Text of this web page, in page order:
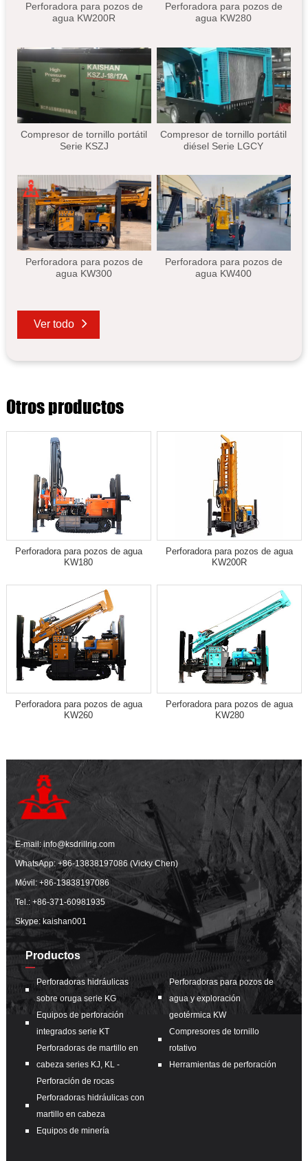
Perforadora para pozos de
agua KW200R
Perforadora para pozos de
agua KW280
Compresor de tornillo portátil
Serie KSZJ
Compresor de tornillo portátil
diésel Serie LGCY
Perforadora para pozos de
agua KW300
Perforadora para pozos de
agua KW400
Ver todo
Otros productos
Perforadora para pozos de agua
KW180
Perforadora para pozos de agua
KW200R
Perforadora para pozos de agua
KW260
Perforadora para pozos de agua
KW280
E-mail:info@ksdrillrig.com
WhatsApp:+86-13838197086 (Vicky Chen)
Móvil:+86-13838197086
Tel.:+86-371-60981935
Skype: kaishan001
Productos
Perforadoras hidráulicas
sobre oruga serie KG
Equipos de perforación
integrados serie KT
Perforadoras de martillo en
cabeza series KJ, KL -
Perforación de rocas
Perforadoras hidráulicas con
martillo en cabeza
Equipos de minería
Perforadoras para pozos de
agua y exploración
geotérmica KW
Compresores de tornillo
rotativo
Herramientas de perforación